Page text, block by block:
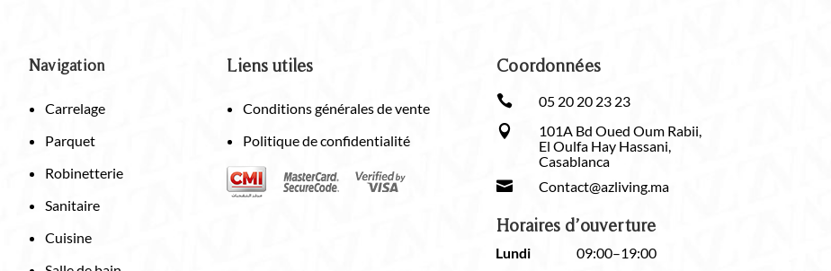
Navigation
Carrelage
Parquet
Robinetterie
Sanitaire
Cuisine
Liens utiles
Conditions générales de vente
Politique de confidentialité
Coordonnées
 05 20 20 23 23

101A Bd Oued Oum Rabii,
El Oulfa Hay Hassani,
Casablanca
 Contact@azliving.ma
Horaires d’ouverture
Lundi
09:00–19:00